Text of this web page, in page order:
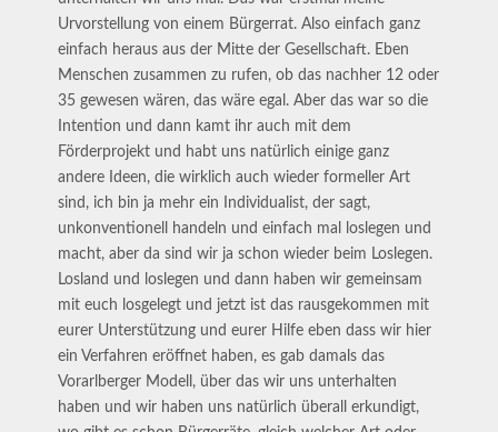
Urvorstellung von einem Bürgerrat. Also einfach ganz
einfach heraus aus der Mitte der Gesellschaft. Eben
Menschen zusammen zu rufen, ob das nachher 12 oder
35 gewesen wären, das wäre egal. Aber das war so die
Intention und dann kamt ihr auch mit dem
Förderprojekt und habt uns natürlich einige ganz
andere Ideen, die wirklich auch wieder formeller Art
sind, ich bin ja mehr ein Individualist, der sagt,
unkonventionell handeln und einfach mal loslegen und
macht, aber da sind wir ja schon wieder beim Loslegen.
Losland und loslegen und dann haben wir gemeinsam
mit euch losgelegt und jetzt ist das rausgekommen mit
eurer Unterstützung und eurer Hilfe eben dass wir hier
ein Verfahren eröffnet haben, es gab damals das
Vorarlberger Modell, über das wir uns unterhalten
haben und wir haben uns natürlich überall erkundigt,